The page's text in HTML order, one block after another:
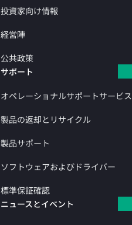
投資家向け情報
経営陣
公共政策
サポート
オペレーショナルサポートサービス
製品の返却とリサイクル
製品サポート
ソフトウェアおよびドライバー
標準保証確認
ニュースとイベント